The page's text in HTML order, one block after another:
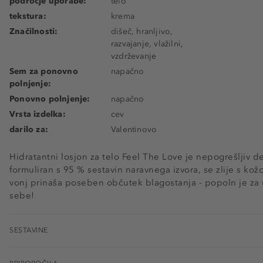
Hidratantni losjon za telo Feel The Love je nepogrešljiv
formuliran s 95 % sestavin naravnega izvora, se zlije s
vonj prinaša poseben občutek blagostanja - popoln je
sebe!
tekstura:
krema
Značilnosti:
dišeč, hranljivo,
razvajanje, vlažilni,
vzdrževanje
Sem za ponovno
polnjenje:
napačno
Ponovno polnjenje:
napačno
Vrsta izdelka:
cev
darilo za:
Valentinovo
SESTAVINE